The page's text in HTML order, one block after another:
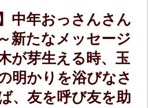
中年おっさんさん
新たなメッセージ
が芽生える時、玉
明かりを浴びなさ
、友を呼び友を助